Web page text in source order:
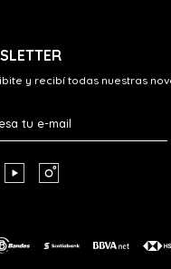
y recibí todas nuestras
 